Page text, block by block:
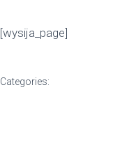
[wysija_page]
Categories: